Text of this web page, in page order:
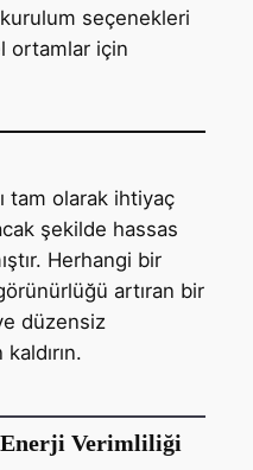
seçenekleri
ortamlar için
tam olarak ihtiyaç
şekilde hassas
Herhangi bir
artıran bir
düzensiz
Verimliliği